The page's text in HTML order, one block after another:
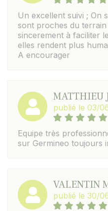
Un excellent suivi ; On
sont proches du
sincerement à faciliter
elles rendent plus
A encourager
MATTHIEU
publié le 03/
Equipe très
sur Germineo toujours
VALENTIN
publié le 30/